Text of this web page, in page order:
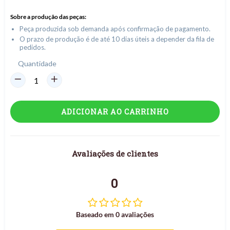
Sobre a produção das peças:
Peça produzida sob demanda após confirmação de pagamento.
O prazo de produção é de até 10 dias úteis a depender da fila de
pedidos.
Quantidade
ADICIONAR AO CARRINHO
Avaliações de clientes
0
Baseado em 0 avaliações